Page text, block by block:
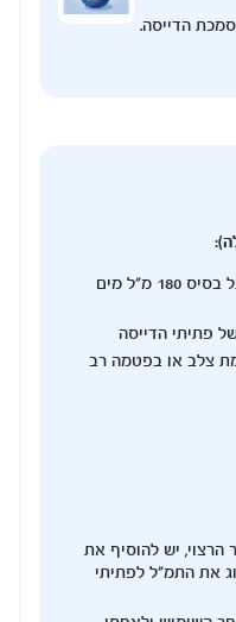
הדייסה.
להכין תרכובת מזון לתינוקות על בסיס 180 מ"ל מים
או בפטמה רב
יש להוסיף את
את התמ"ל לפתיתי